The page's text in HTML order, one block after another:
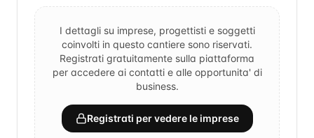
I dettagli su imprese, progettisti e soggetti
coinvolti in questo cantiere sono riservati.
Registrati gratuitamente sulla piattaforma
per accedere ai contatti e alle opportunita' di
business.
Registrati per vedere le imprese